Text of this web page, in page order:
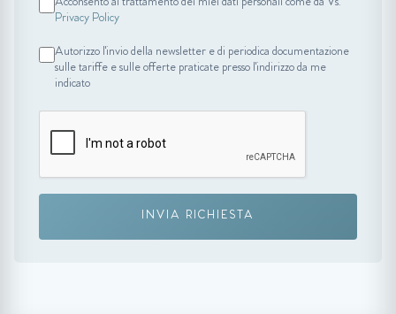
Acconsento al trattamento dei miei dati personali come da Vs.
Privacy Policy
Autorizzo l'invio della newsletter e di periodica documentazione
sulle tariffe e sulle offerte praticate presso l'indirizzo da me
indicato
INVIA RICHIESTA